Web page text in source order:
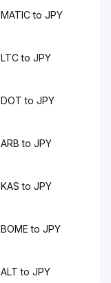
MATIC to JPY
LTC to JPY
DOT to JPY
ARB to JPY
KAS to JPY
BOME to JPY
ALT to JPY